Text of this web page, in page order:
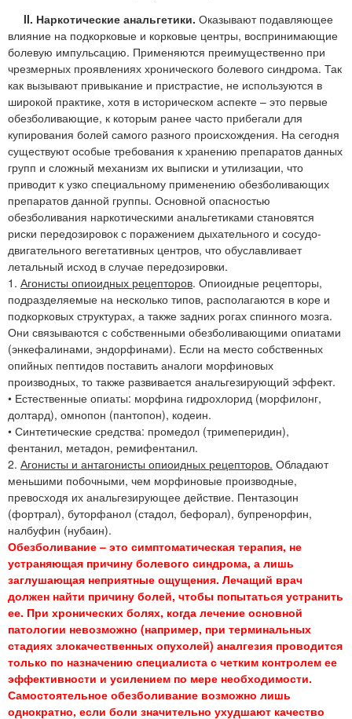
II. Наркотические анальгетики. Оказывают подавляющее
влияние на подкорковые и корковые центры, воспринимающие
болевую импульсацию. Применяются преимущественно при
чрезмерных проявлениях хронического болевого синдрома. Так
как вызывают привыкание и пристрастие, не используются в
широкой практике, хотя в историческом аспекте – это первые
обезболивающие, к которым ранее часто прибегали для
купирования болей самого разного происхождения. На сегодня
существуют особые требования к хранению препаратов данных
групп и сложный механизм их выписки и утилизации, что
приводит к узко специальному применению обезболивающих
препаратов данной группы. Основной опасностью
обезболивания наркотическими анальгетиками становятся
риски передозировок с поражением дыхательного и сосудо-
двигательного вегетативных центров, что обуславливает
летальный исход в случае передозировки.
1. Агонисты опиоидных рецепторов. Опиоидные рецепторы,
подразделяемые на несколько типов, располагаются в коре и
подкорковых структурах, а также задних рогах спинного мозга.
Они связываются с собственными обезболивающими опиатами
(энкефалинами, эндорфинами). Если на место собственных
опийных пептидов поставить аналоги морфиновых
производных, то также развивается анальгезирующий эффект.
• Естественные опиаты: морфина гидрохлорид (морфилонг,
долтард), омнопон (пантопон), кодеин.
• Синтетические средства: промедол (тримеперидин),
фентанил, метадон, ремифентанил.
2. Агонисты и антагонисты опиоидных рецепторов. Обладают
меньшими побочными, чем морфиновые производные,
превосходя их анальгезирующее действие. Пентазоцин
(фортрал), буторфанол (стадол, бефорал), бупренорфин,
налбуфин (нубаин).
Обезболивание – это симптоматическая терапия, не
устраняющая причину болевого синдрома, а лишь
заглушающая неприятные ощущения. Лечащий врач
должен найти причину болей, чтобы попытаться устранить
ее. При хронических болях, когда лечение основной
патологии невозможно (например, при терминальных
стадиях злокачественных опухолей) аналгезия проводится
только по назначению специалиста с четким контролем ее
эффективности и усилением по мере необходимости.
Самостоятельное обезболивание возможно лишь
однократно, если боли значительно ухудшают качество